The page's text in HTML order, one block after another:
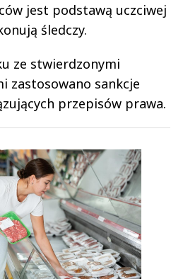
jest podstawą uczciwej
śledczy.
ze stwierdzonymi
zastosowano sankcje
przepisów prawa.